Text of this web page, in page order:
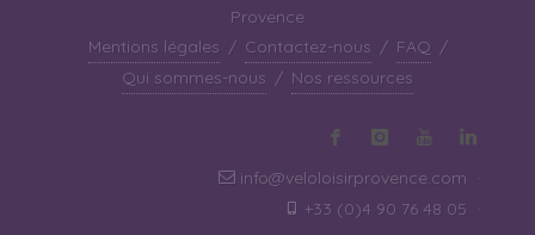
Provence
Mentions légales / Contactez-nous / FAQ /
Qui sommes-nous / Nos ressources
info@veloloisirprovence.com
·
+33 (0)4 90 76 48 05
·